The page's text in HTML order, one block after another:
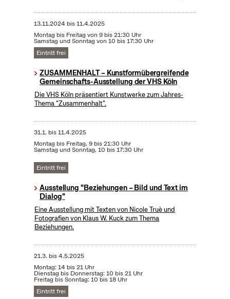
13.11.2024 bis11.4.2025
Montag bis Freitag von 9 bis 21:30 Uhr
Samstag und Sonntag von 10 bis 17:30 Uhr
Eintritt frei
ZUSAMMENHALT – Kunstformübergreifende
Gemeinschafts-Ausstellung der VHS Köln
Die VHS Köln präsentiert Kunstwerke zum Jahres-
Thema "Zusammenhalt".
31.1. bis11.4.2025
Montag bis Freitag, 9 bis 21:30 Uhr
Samstag und Sonntag, 10 bis 17:30 Uhr
Eintritt frei
Ausstellung "Beziehungen – Bild und Text im
Dialog"
Eine Ausstellung mit Texten von Nicole Truè und
Fotografien von Klaus W. Kuck zum Thema
Beziehungen.
21.3. bis4.5.2025
Montag: 14 bis 21 Uhr
Dienstag bis Donnerstag: 10 bis 21 Uhr
Freitag bis Sonntag: 10 bis 18 Uhr
Eintritt frei